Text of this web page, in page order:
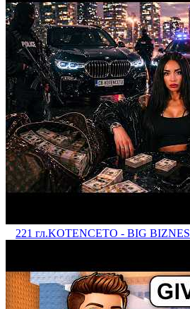
221 гл.KOTENCETO - BIG BIZNES